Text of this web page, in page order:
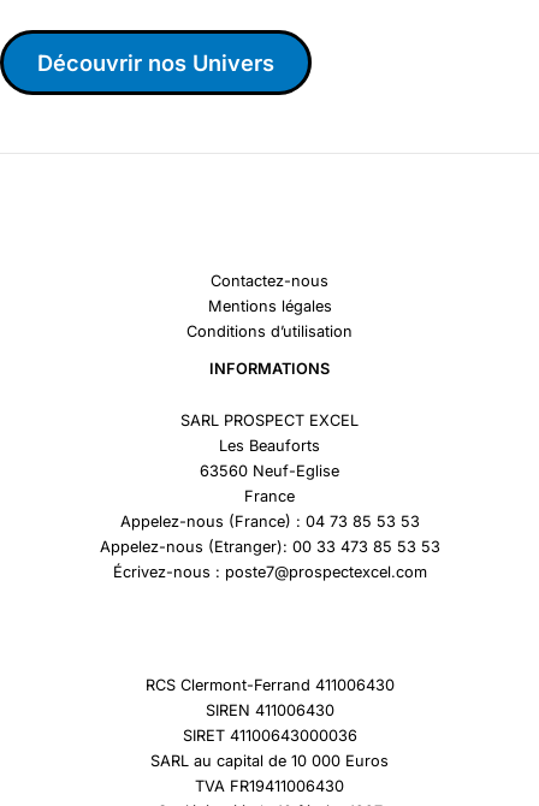
Découvrir nos Univers
Contactez-nous
Mentions légales
Conditions d’utilisation
INFORMATIONS
SARL PROSPECT EXCEL
Les Beauforts
63560 Neuf-Eglise
France
Appelez-nous (France) : 04 73 85 53 53
Appelez-nous (Etranger): 00 33 473 85 53 53
Écrivez-nous : poste7@prospectexcel.com
RCS Clermont-Ferrand 411006430
SIREN 411006430
SIRET 41100643000036
SARL au capital de 10 000 Euros
TVA FR19411006430